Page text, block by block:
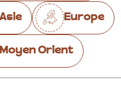
Asie Europe
Moyen Orient